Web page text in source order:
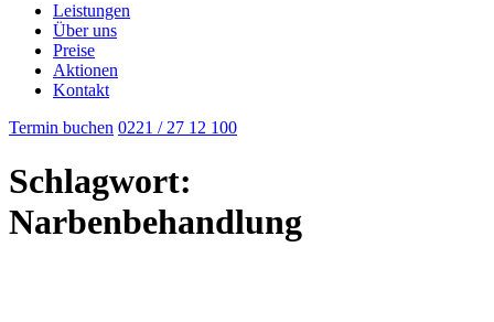
Leistungen
Über uns
Preise
Aktionen
Kontakt
Termin buchen 0221 / 27 12 100
Schlagwort:
Narbenbehandlung